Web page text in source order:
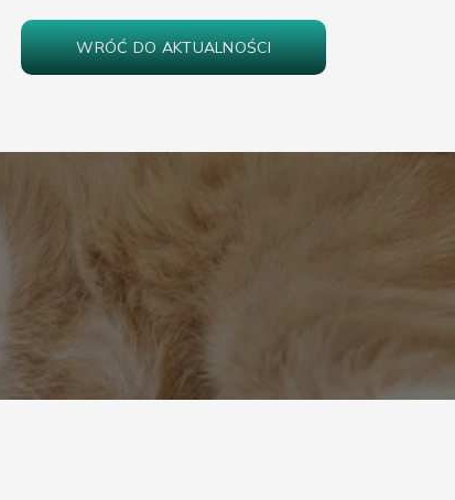
WRÓĆ DO AKTUALNOŚCI